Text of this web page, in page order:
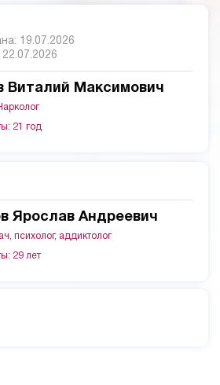
19.07.2026
22.07.2026
Виталий Максимович
21 год
Ярослав Андреевич
психолог, аддиктолог
29 лет